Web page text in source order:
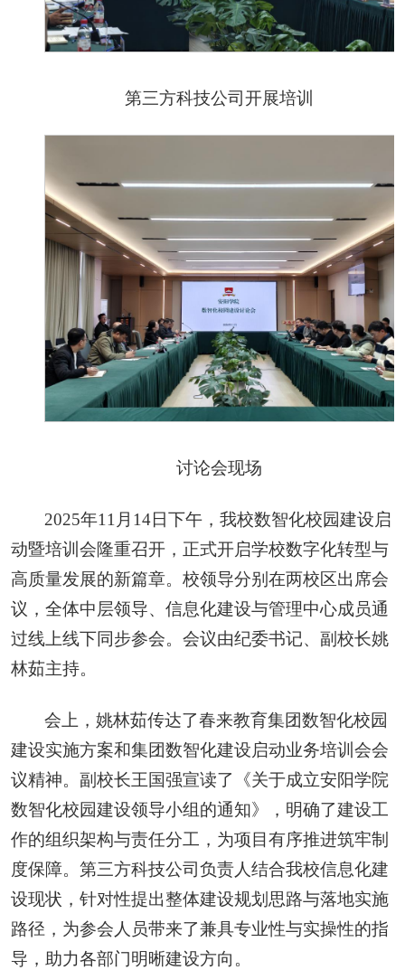
第三方科技公司开展培训
讨论会现场
2025年11月14日下午，我校数智化校园建设启
动暨培训会隆重召开，正式开启学校数字化转型与
高质量发展的新篇章。校领导分别在两校区出席会
议，全体中层领导、信息化建设与管理中心成员通
过线上线下同步参会。会议由纪委书记、副校长姚
林茹主持。
会上，姚林茹传达了春来教育集团数智化校园
建设实施方案和集团数智化建设启动业务培训会会
议精神。副校长王国强宣读了《关于成立安阳学院
数智化校园建设领导小组的通知》，明确了建设工
作的组织架构与责任分工，为项目有序推进筑牢制
度保障。第三方科技公司负责人结合我校信息化建
设现状，针对性提出整体建设规划思路与落地实施
路径，为参会人员带来了兼具专业性与实操性的指
导，助力各部门明晰建设方向。